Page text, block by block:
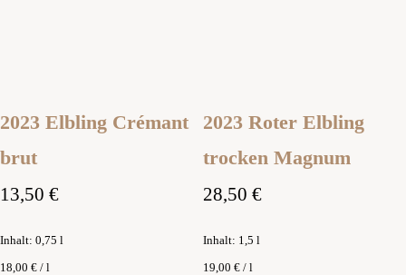
2023 Elbling Crémant
brut
13,50 €
Inhalt: 0,75 l
18,00 € / l
2023 Roter Elbling
trocken Magnum
28,50 €
Inhalt: 1,5 l
19,00 € / l